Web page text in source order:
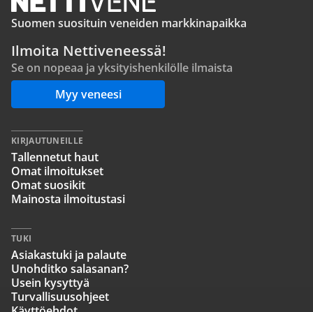
Suomen suosituin veneiden markkinapaikka
Ilmoita Nettiveneessä!
Se on nopeaa ja yksityishenkilölle ilmaista
Myy veneesi
KIRJAUTUNEILLE
Tallennetut haut
Omat ilmoitukset
Omat suosikit
Mainosta ilmoitustasi
TUKI
Asiakastuki ja palaute
Unohditko salasanan?
Usein kysyttyä
Turvallisuusohjeet